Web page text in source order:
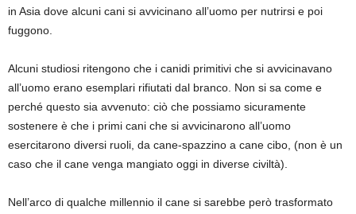
in Asia dove alcuni cani si avvicinano all’uomo per nutrirsi e poi
fuggono.
Alcuni studiosi ritengono che i canidi primitivi che si avvicinavano
all’uomo erano esemplari rifiutati dal branco. Non si sa come e
perché questo sia avvenuto: ciò che possiamo sicuramente
sostenere è che i primi cani che si avvicinarono all’uomo
esercitarono diversi ruoli, da cane-spazzino a cane cibo, (non è un
caso che il cane venga mangiato oggi in diverse civiltà).
Nell’arco di qualche millennio il cane si sarebbe però trasformato